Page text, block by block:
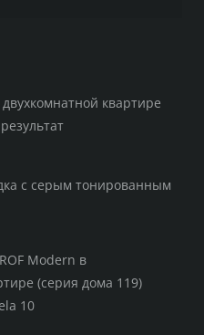
квартире
с серым тонированным
Modern в
(серия дома 119)
10